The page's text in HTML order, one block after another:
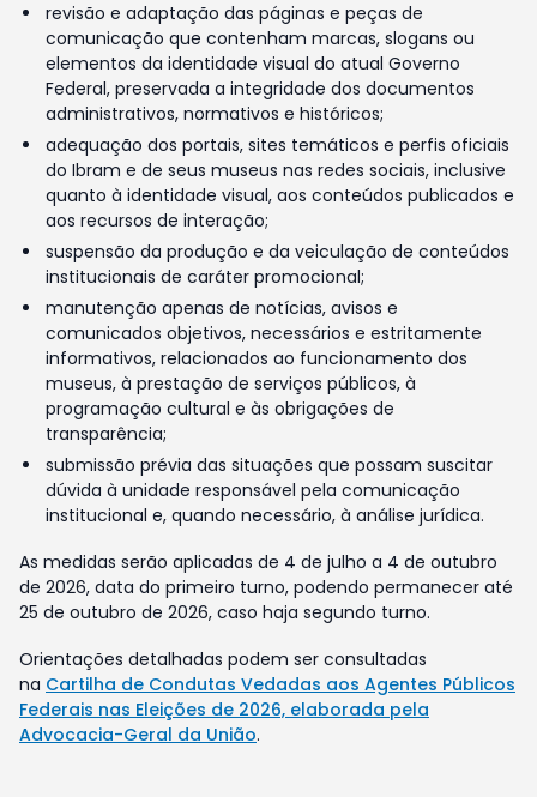
revisão e adaptação das páginas e peças de
comunicação que contenham marcas, slogans ou
elementos da identidade visual do atual Governo
Federal, preservada a integridade dos documentos
administrativos, normativos e históricos;
adequação dos portais, sites temáticos e perfis oficiais
do Ibram e de seus museus nas redes sociais, inclusive
quanto à identidade visual, aos conteúdos publicados e
aos recursos de interação;
suspensão da produção e da veiculação de conteúdos
institucionais de caráter promocional;
manutenção apenas de notícias, avisos e
comunicados objetivos, necessários e estritamente
informativos, relacionados ao funcionamento dos
museus, à prestação de serviços públicos, à
programação cultural e às obrigações de
transparência;
submissão prévia das situações que possam suscitar
dúvida à unidade responsável pela comunicação
institucional e, quando necessário, à análise jurídica.
As medidas serão aplicadas de 4 de julho a 4 de outubro
de 2026, data do primeiro turno, podendo permanecer até
25 de outubro de 2026, caso haja segundo turno.
Orientações detalhadas podem ser consultadas
na Cartilha de Condutas Vedadas aos Agentes Públicos
Federais nas Eleições de 2026, elaborada pela
Advocacia-Geral da União.